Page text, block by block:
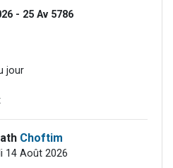
- 25 Av 5786
jour
Choftim
14 Août 2026